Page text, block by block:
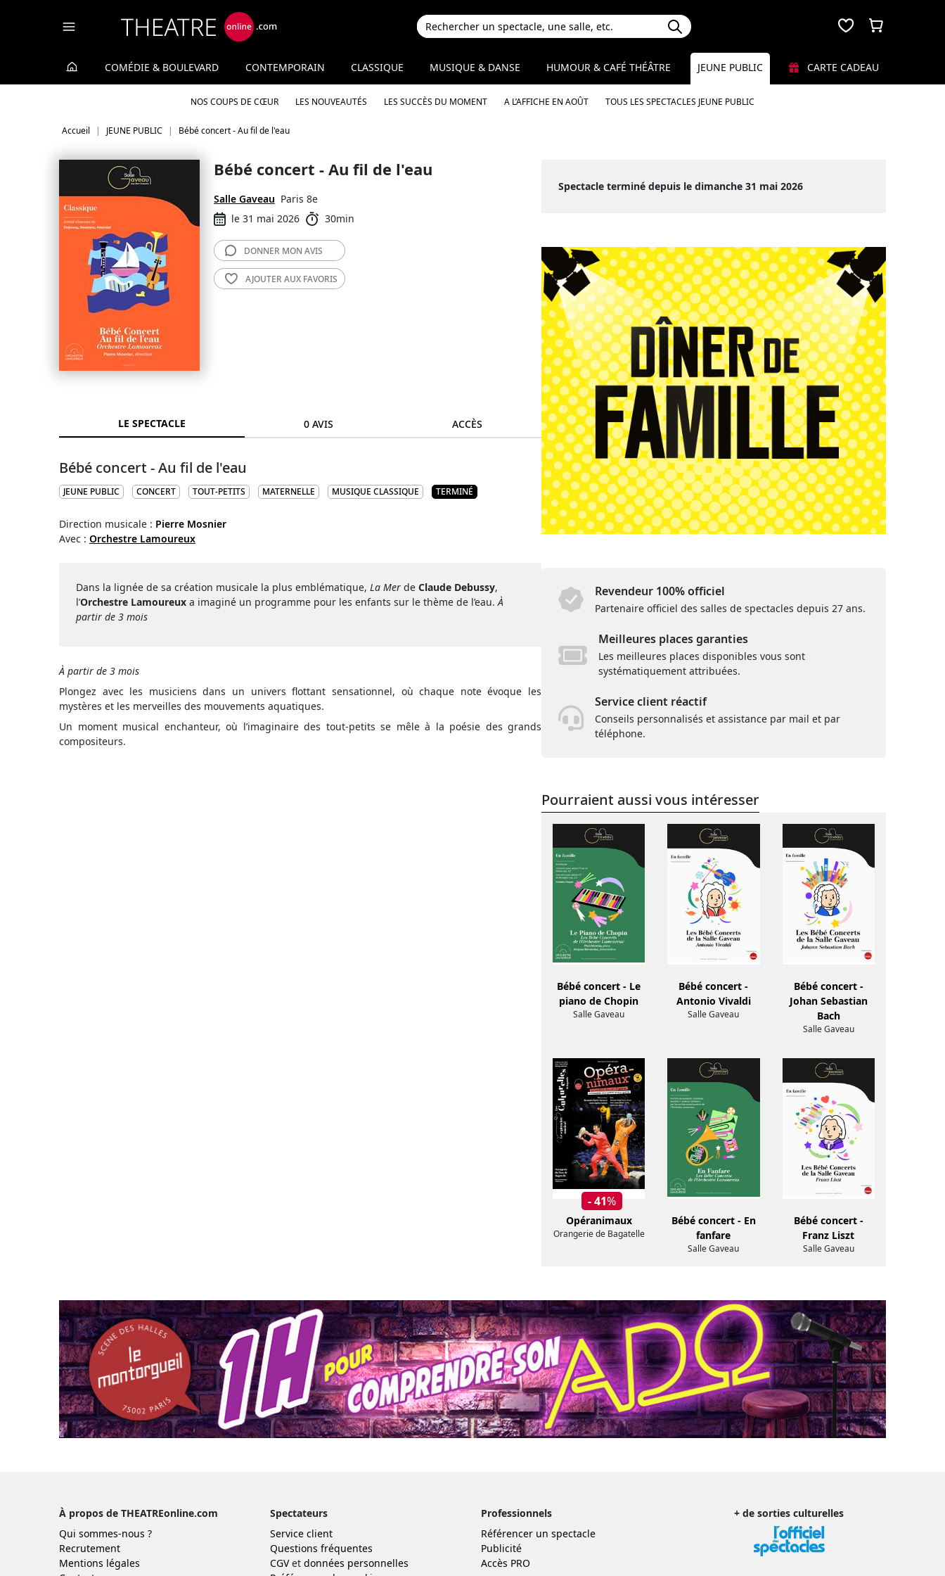
COMÉDIE & BOULEVARD CONTEMPORAIN CLASSIQUE MUSIQUE & DANSE HUMOUR & CAFÉ THÉÂTRE JEUNE PUBLIC
NOS COUPS DE CŒUR LES NOUVEAUTÉS LES SUCCÈS DU MOMENT A L’AFFICHE EN AOÛT TOUS LES SPECTACLES JEUNE PUBLIC
CARTE CADEAU
Accueil JEUNE PUBLIC Bébé concert - Au fil de l'eau
Bébé concert - Au fil de l'eau
Salle Gaveau Paris 8e
le 31 mai 2026
30min
DONNER MON AVIS
AJOUTER AUX FAVORIS
LE SPECTACLE 0 AVIS ACCÈS
Bébé concert - Au fil de l'eau
JEUNE PUBLIC CONCERT TOUT-PETITS MATERNELLE MUSIQUE CLASSIQUE TERMINÉ
Direction musicale : Pierre Mosnier
Avec : Orchestre Lamoureux
Dans la lignée de sa création musicale la plus emblématique, La Mer de Claude Debussy,
l’Orchestre Lamoureux a imaginé un programme pour les enfants sur le thème de l’eau. À
partir de 3 mois
À partir de 3 mois
Plongez avec les musiciens dans un univers flottant sensationnel, où chaque note évoque les
mystères et les merveilles des mouvements aquatiques.
Un moment musical enchanteur, où l’imaginaire des tout-petits se mêle à la poésie des grands
compositeurs.
Spectacle terminé depuis le dimanche 31 mai 2026
Revendeur 100% officiel
Partenaire officiel des salles de spectacles depuis 27 ans.
Meilleures places garanties
Les meilleures places disponibles vous sont
systématiquement attribuées.
Service client réactif
Conseils personnalisés et assistance par mail et par
téléphone.
Pourraient aussi vous intéresser
Bébé concert - Le
piano de Chopin
Salle Gaveau
Bébé concert -
Antonio Vivaldi
Salle Gaveau
Bébé concert -
Johan Sebastian
Bach
Salle Gaveau
- 41%
Opéranimaux
Orangerie de Bagatelle
Bébé concert - En
fanfare
Salle Gaveau
Bébé concert -
Franz Liszt
Salle Gaveau
À propos de THEATREonline.com
Qui sommes-nous ?
Recrutement
Mentions légales
Spectateurs
Service client
Questions fréquentes
CGVet données personnelles
Professionnels
Référencer un spectacle
Publicité
Accès PRO
+ de sorties culturelles